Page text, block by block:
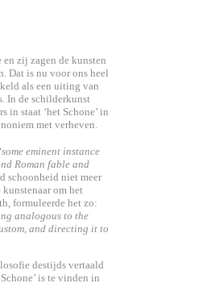
en zij zagen de kunsten
Dat is nu voor ons heel
als een uiting van
In de schilderkunst
in staat ‘het Schone’ in
met verheven.
‘some eminent instance
Roman fable and
schoonheid niet meer
kunstenaar om het
formuleerde het zo:
analogous to the
and directing it to
destijds vertaald
is te vinden in